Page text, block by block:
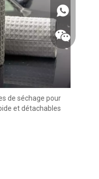
de séchage pour
et détachables